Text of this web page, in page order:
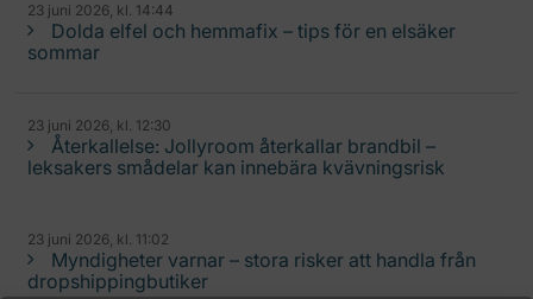
23 juni 2026, kl. 14:44
Dolda elfel och hemmafix – tips för en elsäker
sommar
23 juni 2026, kl. 12:30
Återkallelse: Jollyroom återkallar brandbil –
leksakers smådelar kan innebära kvävningsrisk
23 juni 2026, kl. 11:02
Myndigheter varnar – stora risker att handla från
dropshippingbutiker